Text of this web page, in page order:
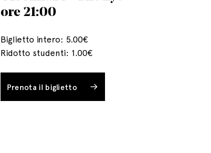
ore 21:00
Biglietto intero: 5.00€
Ridotto studenti: 1.00€
Prenota il biglietto